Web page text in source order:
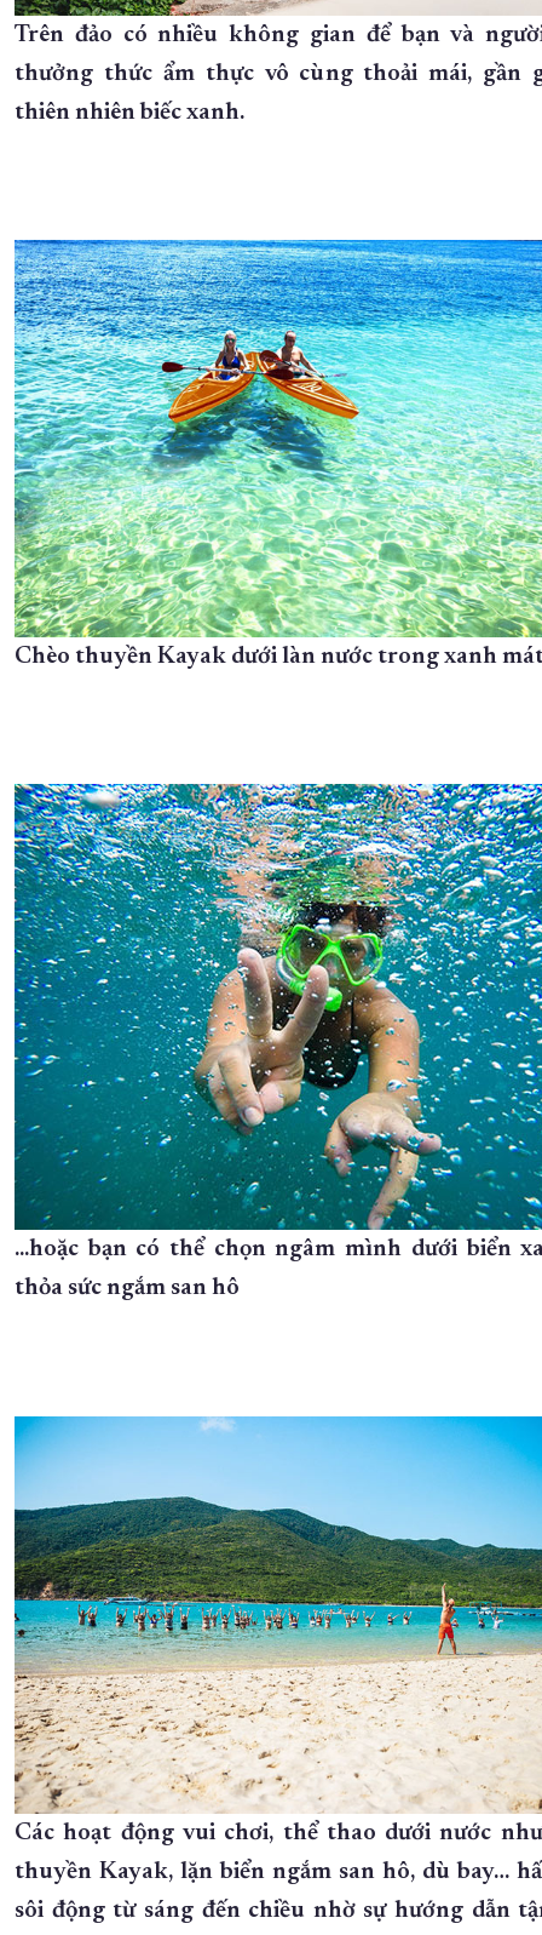
Trên đảo có nhiều không gian để bạn và
thưởng thức ẩm thực vô cùng thoải mái, gần
thiên nhiên biếc xanh.
Chèo thuyền Kayak dưới làn nước trong xanh
...hoặc bạn có thể chọn ngâm mình dưới biển
thỏa sức ngắm san hô
Các hoạt động vui chơi, thể thao dưới nước
thuyền Kayak, lặn biển ngắm san hô, dù bay…
sôi động từ sáng đến chiều nhờ sự hướng dẫn